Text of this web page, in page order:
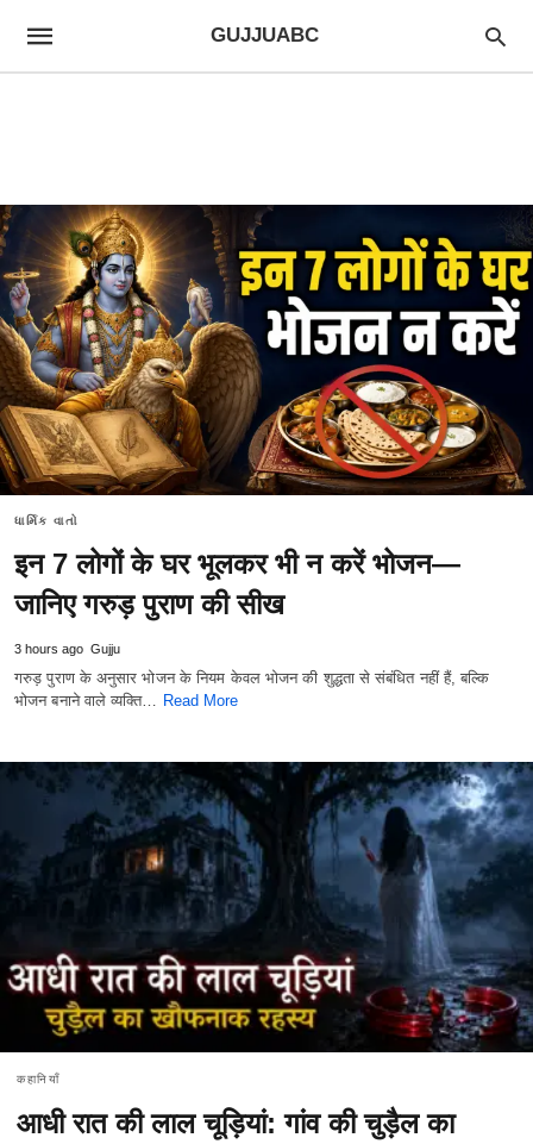
GUJJUABC
ધાર્મિક વાતો
इन 7 लोगों के घर भूलकर भी न करें भोजन—
जानिए गरुड़ पुराण की सीख
3 hours ago Gujju
गरुड़ पुराण के अनुसार भोजन के नियम केवल भोजन की शुद्धता से संबंधित नहीं हैं, बल्कि
भोजन बनाने वाले व्यक्ति… Read More
कहानियाँ
आधी रात की लाल चूड़ियां: गांव की चुड़ैल का